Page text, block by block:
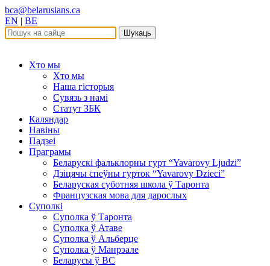
bca@belarusians.ca
EN | BE
Шукаць
Хто мы
Хто мы
Наша гісторыя
Сувязь з намі
Статут ЗБК
Каляндар
Навіны
Падзеі
Праграмы
Беларускі фальклорны гурт “Yavarovy Ljudzi”
Дзіцячы спеўны гурток “Yavarovy Dzieci”
Беларуская суботняя школа ў Таронта
Французская мова для дарослых
Суполкі
Суполка ў Таронта
Суполка ў Атаве
Суполка ў Альберце
Суполка ў Манрэале
Беларусы ў ВС